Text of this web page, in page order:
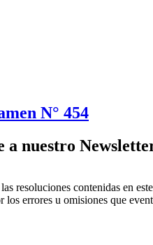
N° 454
a nuestro
resoluciones contenidas en
los errores u omisiones que